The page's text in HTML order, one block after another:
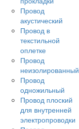
Провод
акустический
Провод в
текстильной
оплетке
Провод
неизолированный
Провод
одножильный
Провод плоский
для внутренней
электропроводки